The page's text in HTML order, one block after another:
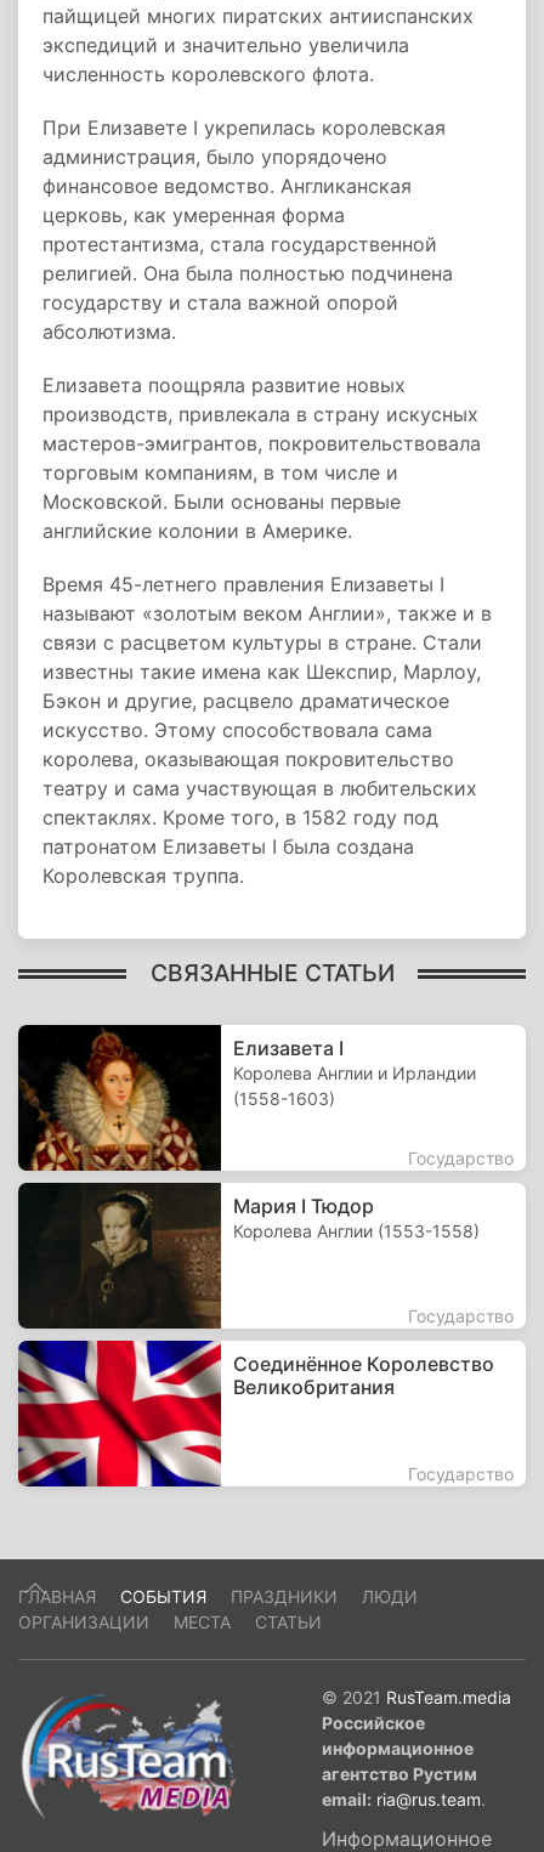
пайщицей многих пиратских антииспанских
экспедиций и значительно увеличила
численность королевского флота.
При Елизавете I укрепилась королевская
администрация, было упорядочено
финансовое ведомство. Англиканская
церковь, как умеренная форма
протестантизма, стала государственной
религией. Она была полностью подчинена
государству и стала важной опорой
абсолютизма.
Елизавета поощряла развитие новых
производств, привлекала в страну искусных
мастеров-эмигрантов, покровительствовала
торговым компаниям, в том числе и
Московской. Были основаны первые
английские колонии в Америке.
Время 45-летнего правления Елизаветы I
называют «золотым веком Англии», также и в
связи с расцветом культуры в стране. Стали
известны такие имена как Шекспир, Марлоу,
Бэкон и другие, расцвело драматическое
искусство. Этому способствовала сама
королева, оказывающая покровительство
театру и сама участвующая в любительских
спектаклях. Кроме того, в 1582 году под
патронатом Елизаветы I была создана
Королевская труппа.
СВЯЗАННЫЕ СТАТЬИ
Елизавета I
Королева Англии и Ирландии
(1558-1603)
Государство
Мария I Тюдор
Королева Англии (1553-1558)
Государство
Соединённое Королевство
Великобритания
Государство
ГЛАВНАЯ СОБЫТИЯ ПРАЗДНИКИ
ЛЮДИ
ОРГАНИЗАЦИИ
МЕСТА СТАТЬИ
© 2021 RusTeam.media
Российское
информационное
агентство Рустим
email: ria@rus.team.
Информационное